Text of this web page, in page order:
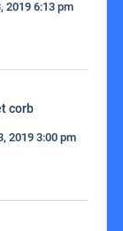
2019 6:13 pm
corb
2019 3:00 pm